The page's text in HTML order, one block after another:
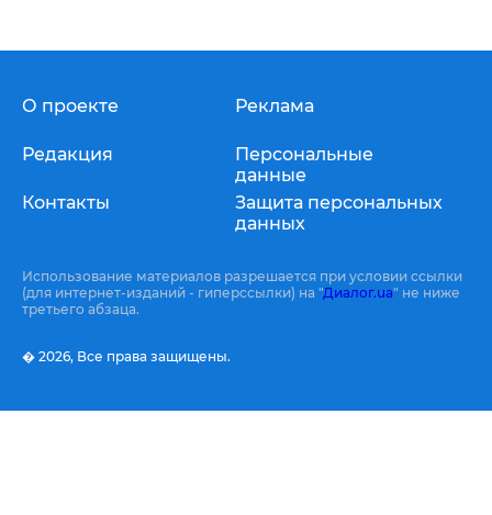
О проекте
Редакция
Контакты
Реклама
Персональные
данные
Защита персональных
данных
Использование материалов разрешается при условии ссылки
(для интернет-изданий - гиперссылки) на "Диалог.ua" не ниже
третьего абзаца.
� 2026, Все права защищены.